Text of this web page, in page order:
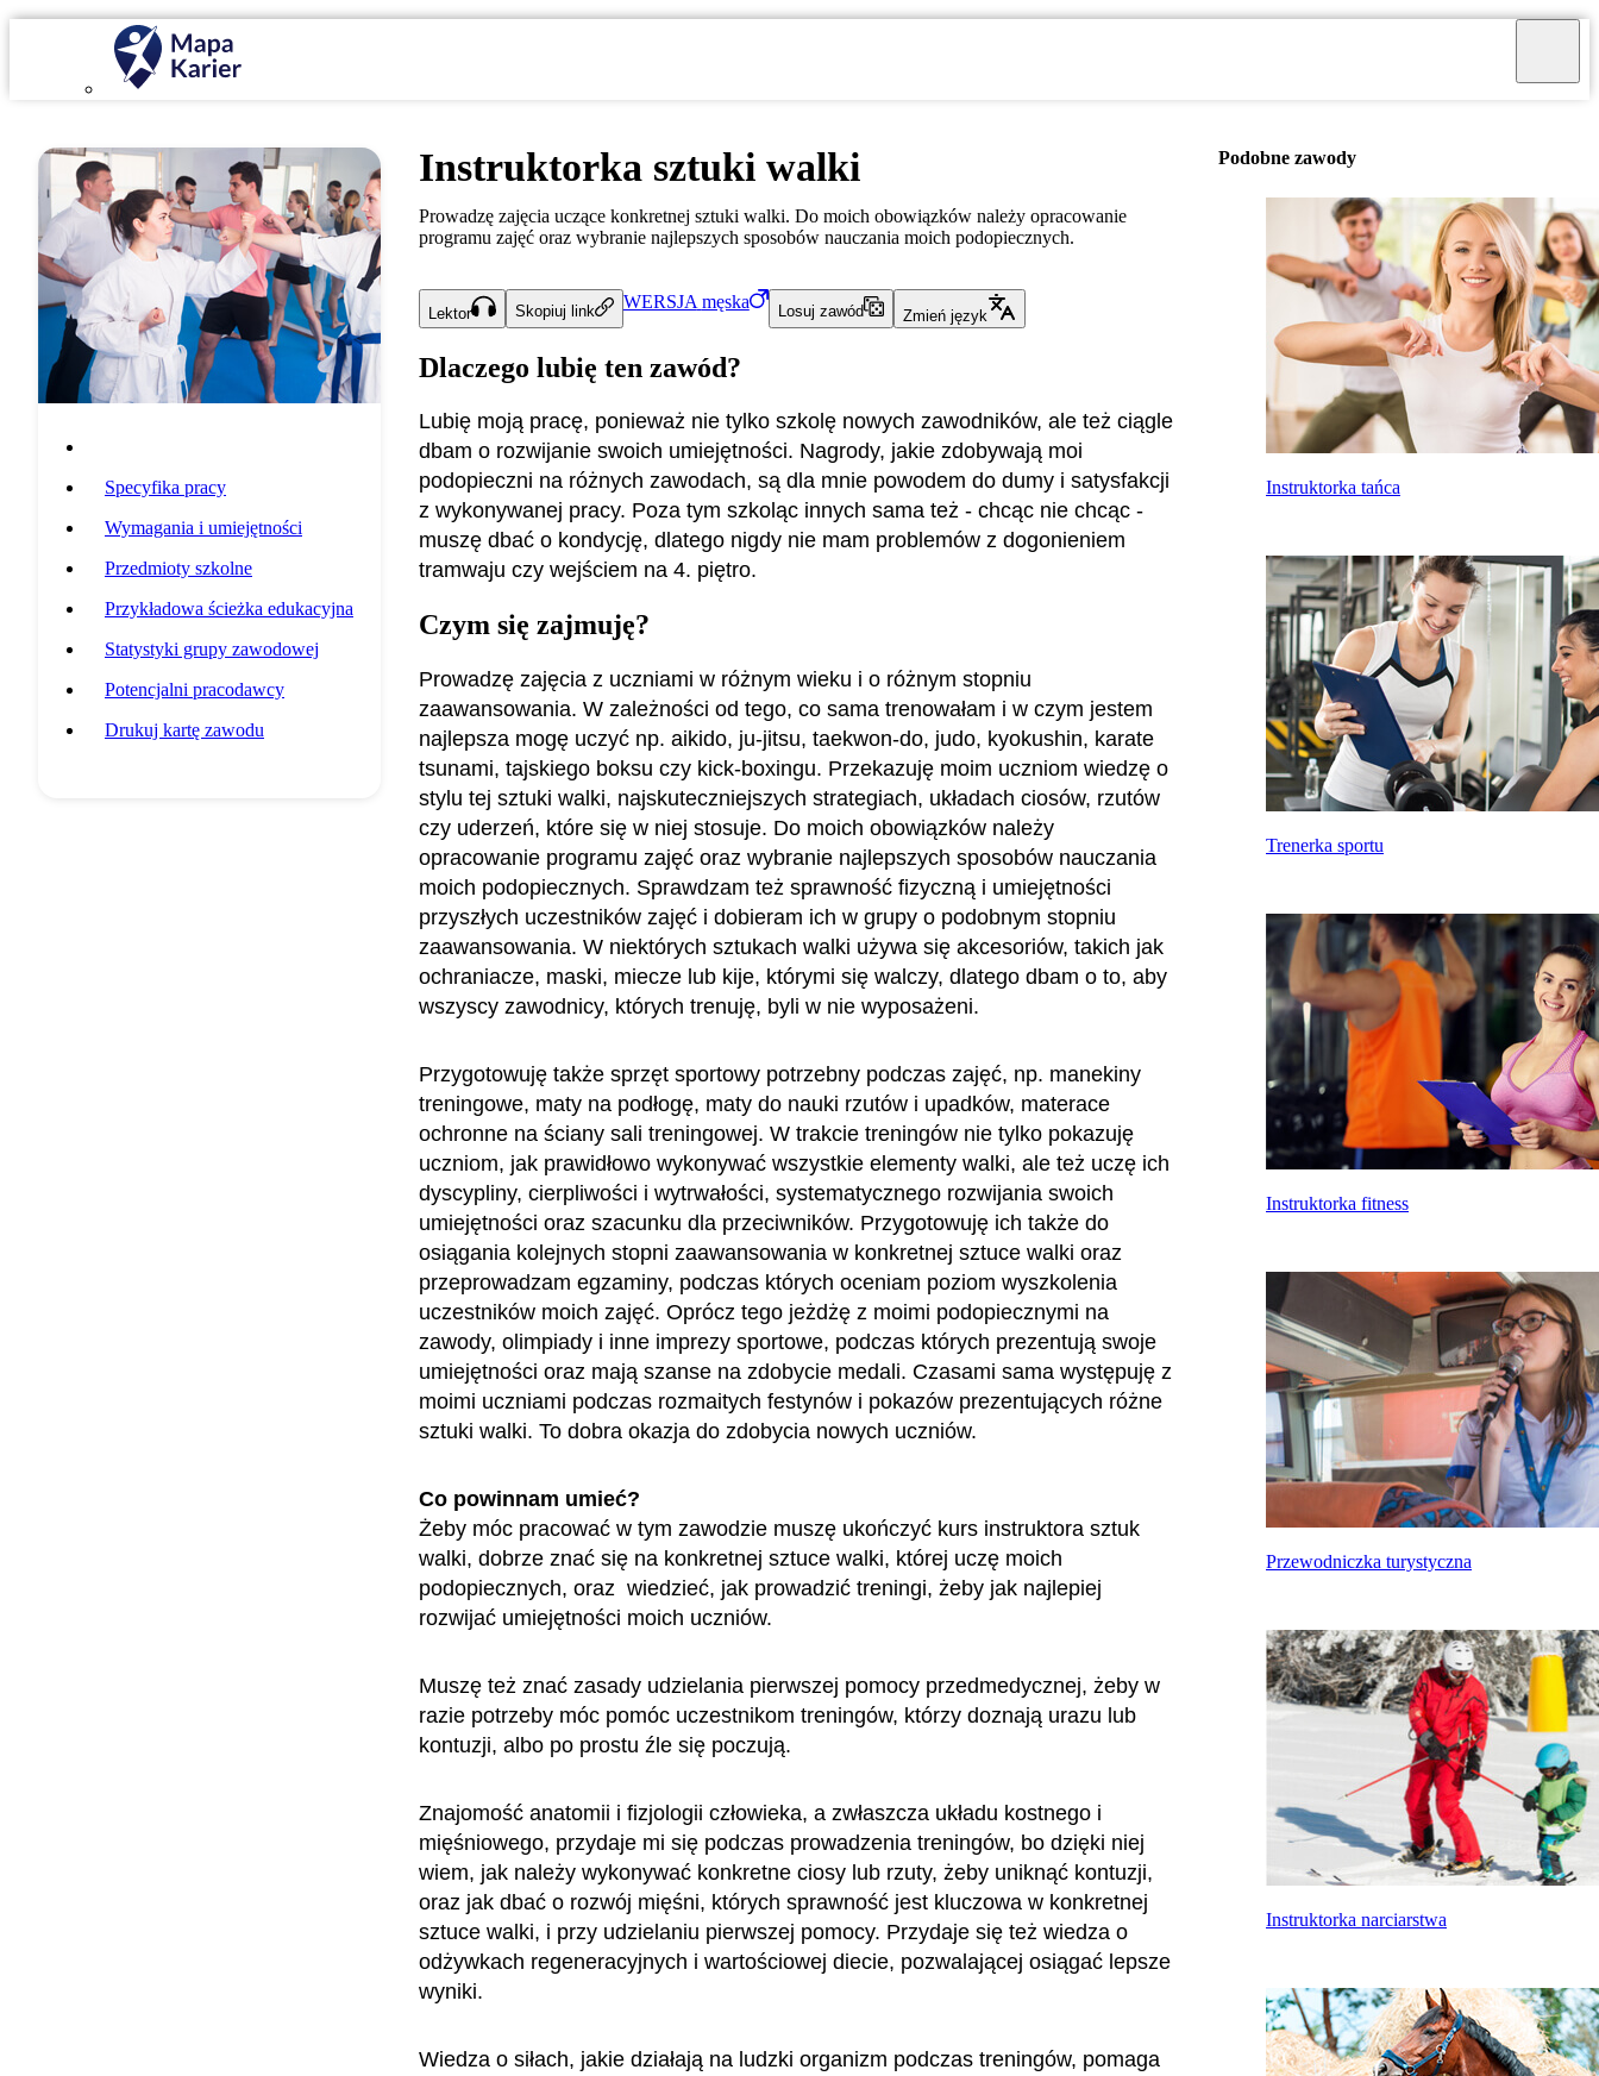
Specyfika pracy
Wymagania i umiejętności
Przedmioty szkolne
Przykładowa ścieżka edukacyjna
Statystyki grupy zawodowej
Potencjalni pracodawcy
Drukuj kartę zawodu
Instruktorka sztuki walki
Prowadzę zajęcia uczące konkretnej sztuki walki. Do moich obowiązków należy opracowanie
programu zajęć oraz wybranie najlepszych sposobów nauczania moich podopiecznych.
Lektor Skopiuj link WERSJA męska
Losuj zawód Zmień język
Dlaczego lubię ten zawód?
Lubię moją pracę, ponieważ nie tylko szkolę nowych zawodników, ale też ciągle
dbam o rozwijanie swoich umiejętności. Nagrody, jakie zdobywają moi
podopieczni na różnych zawodach, są dla mnie powodem do dumy i satysfakcji
z wykonywanej pracy. Poza tym szkoląc innych sama też - chcąc nie chcąc -
muszę dbać o kondycję, dlatego nigdy nie mam problemów z dogonieniem
tramwaju czy wejściem na 4. piętro.
Czym się zajmuję?
Prowadzę zajęcia z uczniami w różnym wieku i o różnym stopniu
zaawansowania. W zależności od tego, co sama trenowałam i w czym jestem
najlepsza mogę uczyć np. aikido, ju-jitsu, taekwon-do, judo, kyokushin, karate
tsunami, tajskiego boksu czy kick-boxingu. Przekazuję moim uczniom wiedzę o
stylu tej sztuki walki, najskuteczniejszych strategiach, układach ciosów, rzutów
czy uderzeń, które się w niej stosuje. Do moich obowiązków należy
opracowanie programu zajęć oraz wybranie najlepszych sposobów nauczania
moich podopiecznych. Sprawdzam też sprawność fizyczną i umiejętności
przyszłych uczestników zajęć i dobieram ich w grupy o podobnym stopniu
zaawansowania. W niektórych sztukach walki używa się akcesoriów, takich jak
ochraniacze, maski, miecze lub kije, którymi się walczy, dlatego dbam o to, aby
wszyscy zawodnicy, których trenuję, byli w nie wyposażeni.
Przygotowuję także sprzęt sportowy potrzebny podczas zajęć, np. manekiny
treningowe, maty na podłogę, maty do nauki rzutów i upadków, materace
ochronne na ściany sali treningowej. W trakcie treningów nie tylko pokazuję
uczniom, jak prawidłowo wykonywać wszystkie elementy walki, ale też uczę ich
dyscypliny, cierpliwości i wytrwałości, systematycznego rozwijania swoich
umiejętności oraz szacunku dla przeciwników. Przygotowuję ich także do
osiągania kolejnych stopni zaawansowania w konkretnej sztuce walki oraz
przeprowadzam egzaminy, podczas których oceniam poziom wyszkolenia
uczestników moich zajęć. Oprócz tego jeżdżę z moimi podopiecznymi na
zawody, olimpiady i inne imprezy sportowe, podczas których prezentują swoje
umiejętności oraz mają szanse na zdobycie medali. Czasami sama występuję z
moimi uczniami podczas rozmaitych festynów i pokazów prezentujących różne
sztuki walki. To dobra okazja do zdobycia nowych uczniów.
Co powinnam umieć?
Żeby móc pracować w tym zawodzie muszę ukończyć kurs instruktora sztuk
walki, dobrze znać się na konkretnej sztuce walki, której uczę moich
podopiecznych, oraz wiedzieć, jak prowadzić treningi, żeby jak najlepiej
rozwijać umiejętności moich uczniów.
Muszę też znać zasady udzielania pierwszej pomocy przedmedycznej, żeby w
razie potrzeby móc pomóc uczestnikom treningów, którzy doznają urazu lub
kontuzji, albo po prostu źle się poczują.
Znajomość anatomii i fizjologii człowieka, a zwłaszcza układu kostnego i
mięśniowego, przydaje mi się podczas prowadzenia treningów, bo dzięki niej
wiem, jak należy wykonywać konkretne ciosy lub rzuty, żeby uniknąć kontuzji,
oraz jak dbać o rozwój mięśni, których sprawność jest kluczowa w konkretnej
sztuce walki, i przy udzielaniu pierwszej pomocy. Przydaje się też wiedza o
odżywkach regeneracyjnych i wartościowej diecie, pozwalającej osiągać lepsze
wyniki.
Wiedza o siłach, jakie działają na ludzki organizm podczas treningów, pomaga
Podobne zawody
Instruktorka tańca
Trenerka sportu
Instruktorka fitness
Przewodniczka turystyczna
Instruktorka narciarstwa